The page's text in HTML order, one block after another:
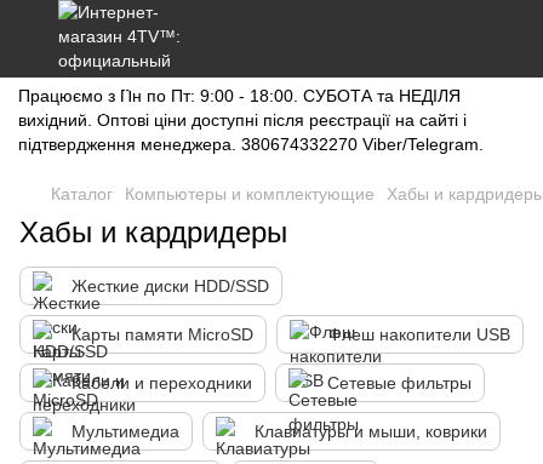
Працюємо з Пн по Пт: 9:00 - 18:00. СУБОТА та НЕДІЛЯ
вихідний. Оптові ціни доступні після реєстрації на сайті і
підтвердження менеджера. 380674332270 Viber/Telegram.
Каталог Компьютеры и комплектующие Хабы и
Хабы и кардридеры
Жесткие диски HDD/SSD
Карты памяти MicroSD Флеш накопители USB
Кабели и переходники Сетевые фильтры
Мультимедиа Клавиатуры и мыши, коврики